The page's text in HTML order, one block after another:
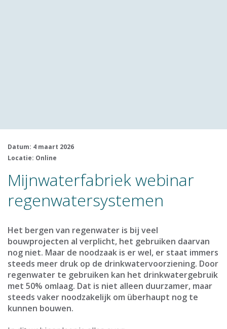
Datum: 4 maart 2026
Locatie: Online
Mijnwaterfabriek webinar
regenwatersystemen
Het bergen van regenwater is bij veel
bouwprojecten al verplicht, het gebruiken daarvan
nog niet. Maar de noodzaak is er wel, er staat immers
steeds meer druk op de drinkwatervoorziening. Door
regenwater te gebruiken kan het drinkwatergebruik
met 50% omlaag. Dat is niet alleen duurzamer, maar
steeds vaker noodzakelijk om überhaupt nog te
kunnen bouwen.